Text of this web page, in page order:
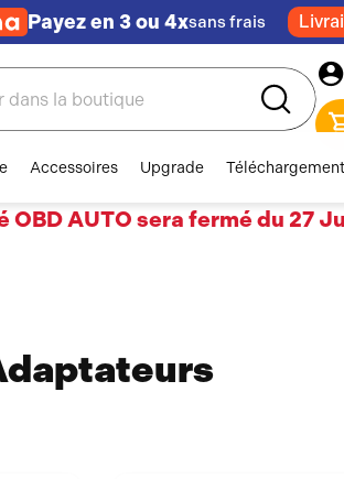
Payez en 3 ou 4xsans frais
Accessoires Upgrade
OBD AUTO sera fermé du 27